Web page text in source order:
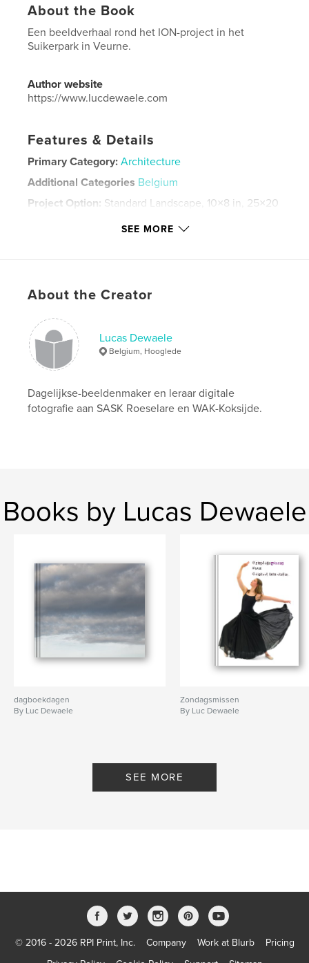
About the Book
Een beeldverhaal rond het ION-project in het
Suikerpark in Veurne.
Author website
https://www.lucdewaele.com
Features & Details
Primary Category: Architecture
Additional Categories Belgium
Project Option: Standard Landscape, 10×8 in, 25×20
Keywords
SEE MORE
About the Creator
Lucas Dewaele
Belgium, Hooglede
Dagelijkse-beeldenmaker en leraar digitale
fotografie aan SASK Roeselare en WAK-Koksijde.
Books by Lucas Dewaele
dagboekdagen
By Luc Dewaele
Zondagsmissen
By Luc Dewaele
SEE MORE
© 2016 - 2026 RPI Print, Inc. Company Work at Blurb
Pricing